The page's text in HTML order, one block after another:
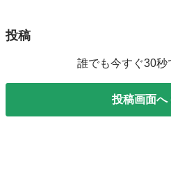
投稿
誰でも今すぐ30秒
投稿画面へ